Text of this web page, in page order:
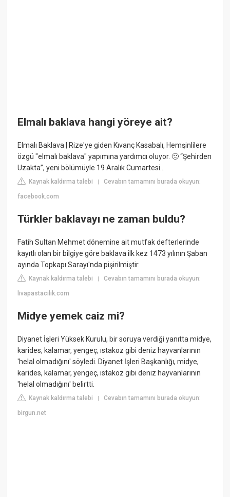
Elmalı baklava hangi yöreye ait?
Elmalı Baklava | Rize'ye giden Kıvanç Kasabalı, Hemşinlilere
özgü "elmalı baklava" yapımına yardımcı oluyor. 🙂 “Şehirden
Uzakta”, yeni bölümüyle 19 Aralık Cumartesi...
Kaynak kaldırma talebi |Cevabın tamamını burada okuyun:
facebook.com
Türkler baklavayı ne zaman buldu?
Fatih Sultan Mehmet dönemine ait mutfak defterlerinde
kayıtlı olan bir bilgiye göre baklava ilk kez 1473 yılının Şaban
ayında Topkapı Sarayı'nda pişirilmiştir.
Kaynak kaldırma talebi |Cevabın tamamını burada okuyun:
livapastacilik.com
Midye yemek caiz mi?
Diyanet İşleri Yüksek Kurulu, bir soruya verdiği yanıtta midye,
karides, kalamar, yengeç, ıstakoz gibi deniz hayvanlarının
'helal olmadığını' söyledi. Diyanet İşleri Başkanlığı, midye,
karides, kalamar, yengeç, ıstakoz gibi deniz hayvanlarının
'helal olmadığını' belirtti.
Kaynak kaldırma talebi |Cevabın tamamını burada okuyun:
birgun.net